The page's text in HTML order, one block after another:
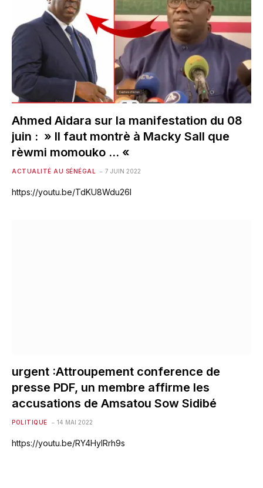
Ahmed Aidara sur la manifestation du 08
juin : » Il faut montrè à Macky Sall que
rèwmi momouko … «
ACTUALITÉ AU SÉNÉGAL 7 JUIN 2022
https://youtu.be/TdKU8Wdu26I
urgent :Attroupement conference de
presse PDF, un membre affirme les
accusations de Amsatou Sow Sidibé
POLITIQUE 14 MAI 2022
https://youtu.be/RY4HylRrh9s